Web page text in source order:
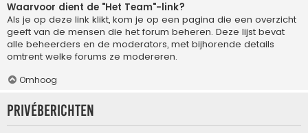
Waarvoor dient de "Het Team"-link?
Als je op deze link klikt, kom je op een pagina die een overzicht
geeft van de mensen die het forum beheren. Deze lijst bevat
alle beheerders en de moderators, met bijhorende details
omtrent welke forums ze modereren.
Omhoog
Privéberichten